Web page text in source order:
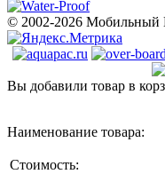
© 2002-2026 Мобильный
Вы добавили товар в
Наименование товара:
Стоимость: